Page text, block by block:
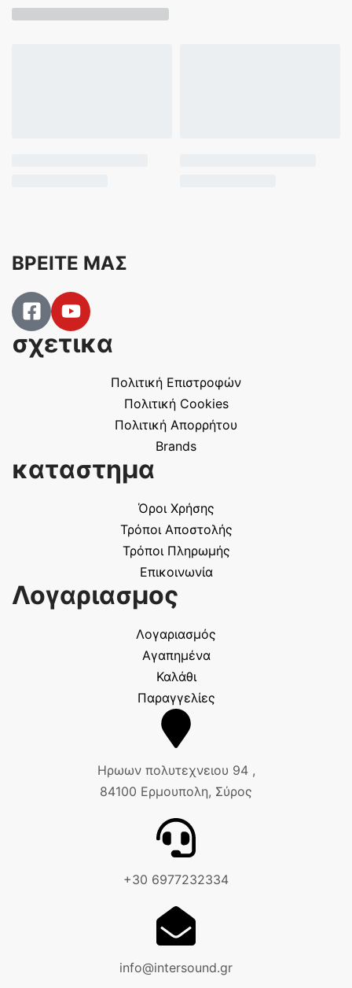
Ηρωων πολυτεχνειου 94 ,
84100 Ερμουπολη, Σύρος
+30 6977232334
info@intersound.gr
Λογαριασμος
Λογαριασμός
Αγαπημένα
Καλάθι
Παραγγελίες
καταστημα
Όροι Χρήσης
Τρόποι Αποστολής
Τρόποι Πληρωμής
Επικοινωνία
σχετικα
Πολιτική Επιστροφών
Πολιτική Cookies
Πολιτική Απορρήτου
Brands
ΒΡΕΙΤΕ ΜΑΣ